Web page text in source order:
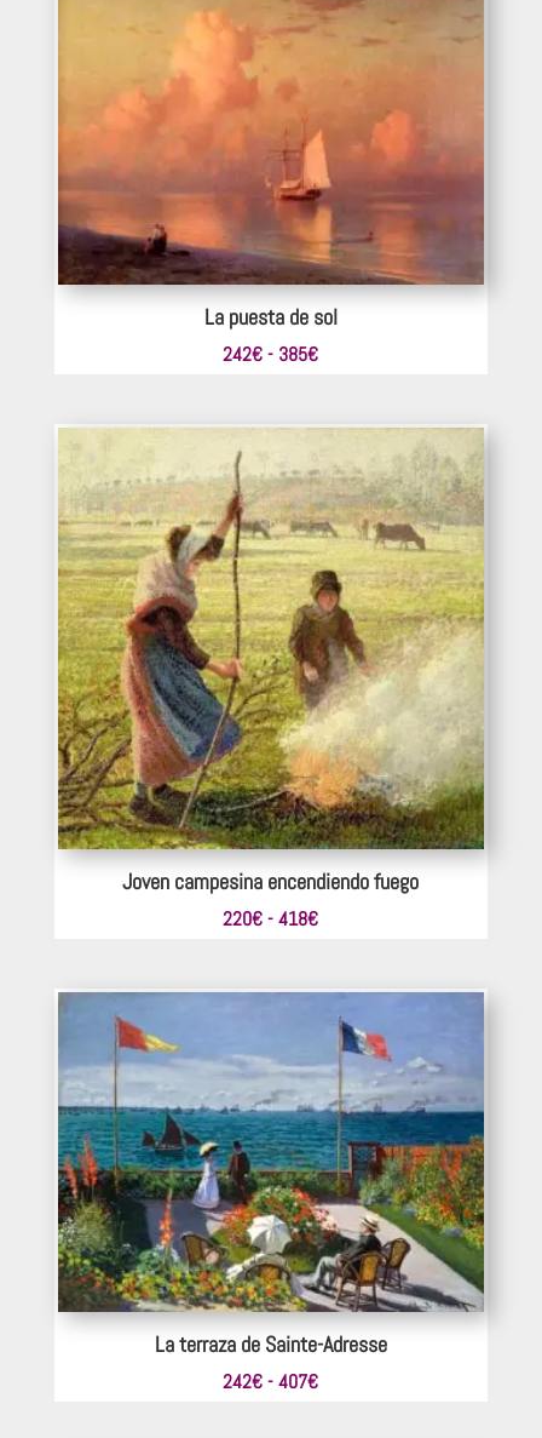
297€
hasta
484€
La puesta de sol
242€ - 385€Rango
242€
hasta
385€
Joven campesina encendiendo fuego
220€ - 418€Rango
desde
220€
hasta
418€
La terraza de Sainte-Adresse
242€ - 407€Rango